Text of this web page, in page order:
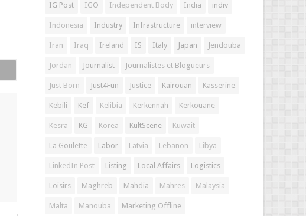
IG Post IGO Independent Body India indiv
Indonesia Industry Infrastructure interview
Iran Iraq Ireland IS Italy Japan Jendouba
Jordan Journalist Journalistes et Blogueurs
Just Born Just4Fun Justice Kairouan Kasserine
Kebili Kef Kelibia Kerkennah Kerkouane
Kesra KG Korea KultScene Kuwait
La Goulette Labor Latvia Lebanon Libya
LinkedIn Post Listing Local Affairs Logistics
Loisirs Maghreb Mahdia Mahres Malaysia
Malta Manouba Marketing Offline